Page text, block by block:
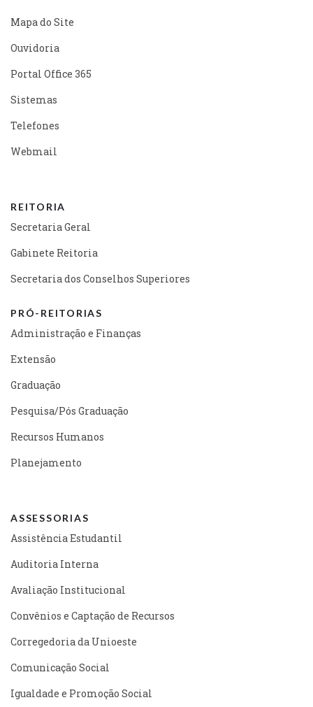
Mapa do Site
Ouvidoria
Portal Office 365
Sistemas
Telefones
Webmail
REITORIA
Secretaria Geral
Gabinete Reitoria
Secretaria dos Conselhos Superiores
PRÓ-REITORIAS
Administração e Finanças
Extensão
Graduação
Pesquisa/Pós Graduação
Recursos Humanos
Planejamento
ASSESSORIAS
Assistência Estudantil
Auditoria Interna
Avaliação Institucional
Convênios e Captação de Recursos
Corregedoria da Unioeste
Comunicação Social
Igualdade e Promoção Social